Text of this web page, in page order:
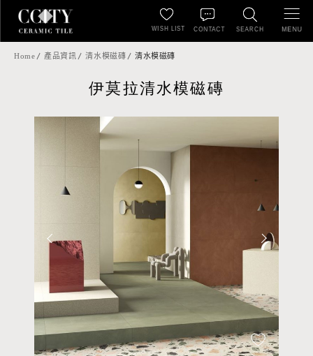
SEARCH
WISH LIST CONTACT MENU
Home 產品資訊 清水模磁磚 清水模磁磚
伊莫拉清水模磁磚